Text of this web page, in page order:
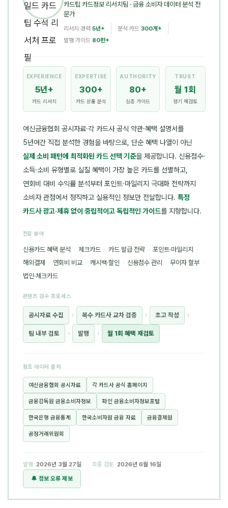
카드팁 카드정보 리서치팀 · 금융 소비자 데이터 분석 전
문가
리서치 경력 5년+ 분석 카드 300개+
발행 가이드 80편+
EXPERIENCE
5년+
카드 리서치
EXPERTISE
300+
카드 상품 분석
AUTHORITY
80+
심층 가이드
TRUST
월 1회
정기 재검토
여신금융협회 공시자료·각 카드사 공식 약관·혜택 설명서를
5년여간 직접 분석한 경험을 바탕으로, 단순 혜택 나열이 아닌
실제 소비 패턴에 최적화된 카드 선택 기준을 제공합니다. 신용점수·
소득·소비 유형별로 실질 혜택이 가장 높은 카드를 선별하고,
연회비 대비 수익률 분석부터 포인트·마일리지 극대화 전략까지
소비자 관점에서 정직하고 실용적인 정보만 전달합니다. 특정
카드사 광고·제휴 없이 중립적이고 독립적인 가이드를 지향합니다.
전문 분야
신용카드 혜택 분석 · 체크카드 · 카드 발급 전략 · 포인트·마일리지 ·
해외결제 · 연회비 비교 · 캐시백·할인 · 신용점수 관리 · 무이자 할부 ·
법인·체크카드
콘텐츠 검수 프로세스
공시자료 수집 › 복수 카드사 교차 검증 › 초고 작성 ›
팀 내부 검토 › 발행 › 월 1회 혜택 재검토
참조 데이터 출처
여신금융협회 공시자료 각 카드사 공식 홈페이지
금융감독원 금융소비자정보 파인 금융소비자정보포털
한국은행 금융통계 한국소비자원 금융 자료 금융결제원
공정거래위원회
발행 2026년 3월 27일 · 최종 검토
2026년 6월 16일
🔔 정보 오류 제보